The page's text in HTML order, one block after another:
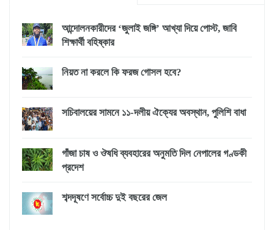
আন্দোলনকারীদের ‘জুলাই জঙ্গি’ আখ্যা দিয়ে পোস্ট, জাবি
শিক্ষার্থী বহিষ্কার
নিয়ত না করলে কি ফরজ গোসল হবে?
সচিবালয়ের সামনে ১১-দলীয় ঐক্যের অবস্থান, পুলিশি বাধা
গাঁজা চাষ ও ঔষধি ব্যবহারের অনুমতি দিল নেপালের গণ্ডকী
প্রদেশ
শব্দদূষণে সর্বোচ্চ দুই বছরের জেল